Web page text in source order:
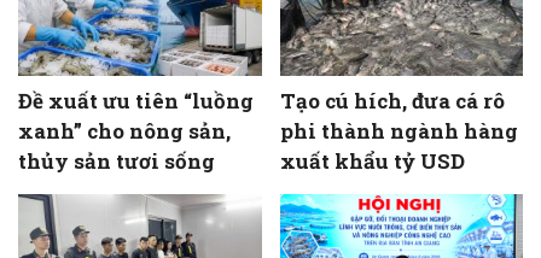
Đề xuất ưu tiên “luồng
xanh” cho nông sản,
thủy sản tươi sống
Tạo cú hích, đưa cá rô
phi thành ngành hàng
xuất khẩu tỷ USD